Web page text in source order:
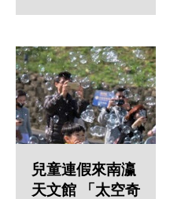
兒童連假來南瀛
天文館 「太空奇